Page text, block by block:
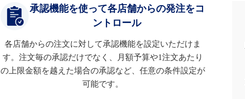
承認機能を使って各店舗からの発注をコ
ントロール
各店舗からの注文に対して承認機能を設定いただけま
す。注文毎の承認だけでなく、月額予算や1注文あたり
の上限金額を越えた場合の承認など、任意の条件設定が
可能です。